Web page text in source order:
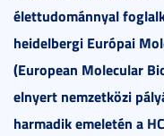
élettudománnyal
heidelbergi Európai
(European Molecular
elnyert nemzetközi
harmadik emeletén a